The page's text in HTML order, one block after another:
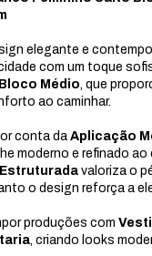
elegante e
com um toque
Médio, que
ao caminhar.
conta da Aplicação
moderno e refinado ao
valoriza o
o design reforça a
produções com
, criando looks